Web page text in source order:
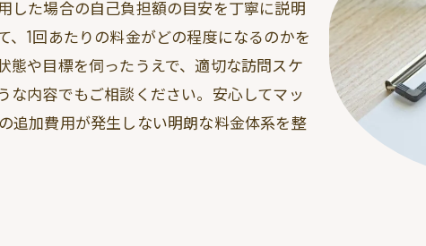
した場合の自己負担額の目安を丁寧に説明
、1回あたりの料金がどの程度になるのかを
態や目標を伺ったうえで、適切な訪問スケ
な内容でもご相談ください。安心してマッ
追加費用が発生しない明朗な料金体系を整